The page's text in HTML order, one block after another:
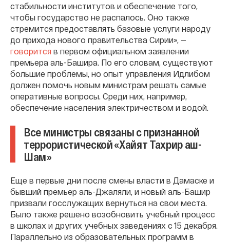
стабильности институтов и обеспечение того,
чтобы государство не распалось. Оно также
стремится предоставлять базовые услуги народу
до прихода нового правительства Сирии», —
говорится в первом официальном заявлении
премьера аль-Башира. По его словам, существуют
большие проблемы, но опыт управления Идлибом
должен помочь новым министрам решать самые
оперативные вопросы. Среди них, например,
обеспечение населения электричеством и водой.
Все министры связаны с признанной
террористической «Хайят Тахрир аш-
Шам»
Еще в первые дни после смены власти в Дамаске и
бывший премьер аль-Джаляли, и новый аль-Башир
призвали госслужащих вернуться на свои места.
Было также решено возобновить учебный процесс
в школах и других учебных заведениях с 15 декабря.
Параллельно из образовательных программ в